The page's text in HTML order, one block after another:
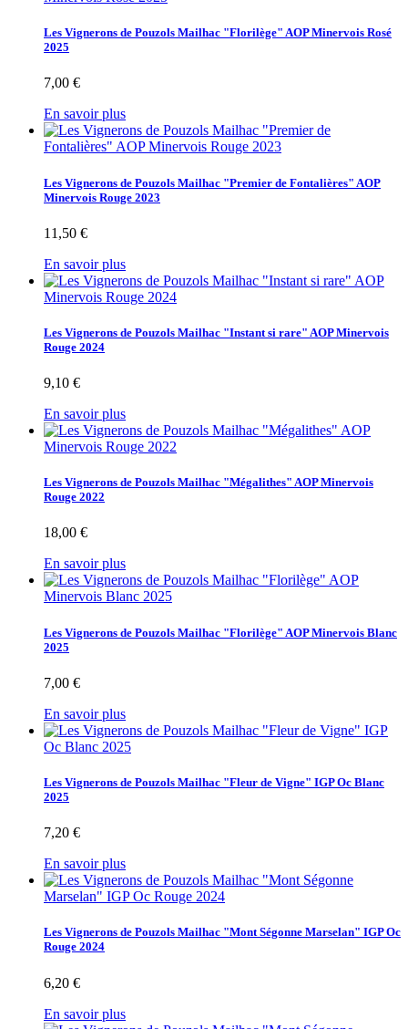
Les Vignerons de Pouzols Mailhac "Florilège" AOP Minervois Rosé
2025
7,00 €
En savoir plus
Les Vignerons de Pouzols Mailhac "Premier de Fontalières" AOP
Minervois Rouge 2023
11,50 €
En savoir plus
Les Vignerons de Pouzols Mailhac "Instant si rare" AOP Minervois
Rouge 2024
9,10 €
En savoir plus
Les Vignerons de Pouzols Mailhac "Mégalithes" AOP Minervois
Rouge 2022
18,00 €
En savoir plus
Les Vignerons de Pouzols Mailhac "Florilège" AOP Minervois Blanc
2025
7,00 €
En savoir plus
Les Vignerons de Pouzols Mailhac "Fleur de Vigne" IGP Oc Blanc
2025
7,20 €
En savoir plus
Les Vignerons de Pouzols Mailhac "Mont Ségonne Marselan" IGP Oc
Rouge 2024
6,20 €
En savoir plus